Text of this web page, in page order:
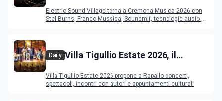
Young Band Contest, il programma
Electric Sound Village torna a Cremona Musica 2026 con
Stef Burns, Franco Mussida, Soundmit, tecnologie audio e
Daily Villa Tigullio Estate 2026, il
Villa Tigullio Estate 2026 propone a Rapallo concerti,
spettacoli, incontri con autori e appuntamenti culturali